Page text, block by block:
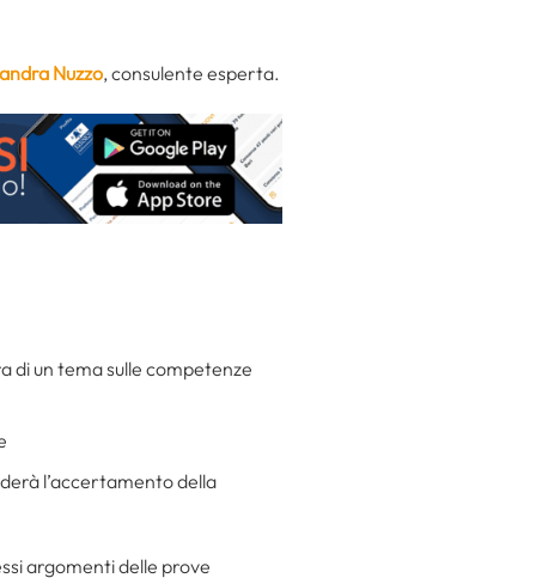
Nuzzo, consulente esperta.
di un tema sulle competenze
l’accertamento della
argomenti delle prove